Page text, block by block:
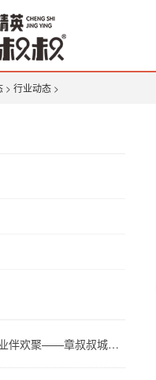
> 行业动态 >
烟火藏心意，专业伴欢聚——章叔叔城市精英团队解锁川渝坝坝宴新格调